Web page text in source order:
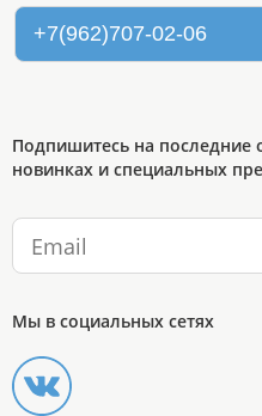
+7(962)707-02-06
Подпишитесь на последние
новинках и специальных
Мы в социальных сетях